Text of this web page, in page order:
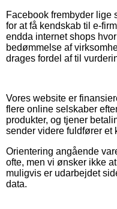
Facebook frembyder lige
for at få kendskab til e-
endda internet shops
bedømmelse af
drages fordel af til
Vores website er
flere online selskaber
produkter, og tjener
sender videre fuldfører et
Orientering angående
ofte, men vi ønsker ikke
muligvis er udarbejdet
data.